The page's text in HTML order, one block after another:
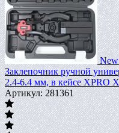
New
Заклепочник ручной
2.4-6.4 мм, в кейсе XPRO
Артикул: 281361